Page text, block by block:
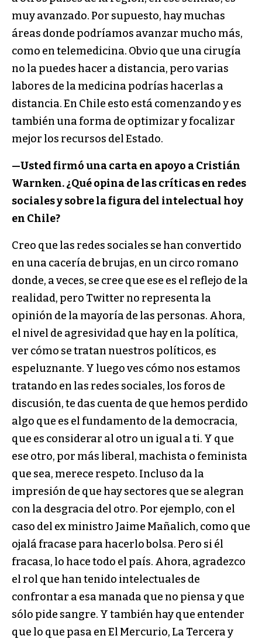
muy avanzado. Por supuesto, hay muchas
áreas donde podríamos avanzar mucho más,
como en telemedicina. Obvio que una cirugía
no la puedes hacer a distancia, pero varias
labores de la medicina podrías hacerlas a
distancia. En Chile esto está comenzando y es
también una forma de optimizar y focalizar
mejor los recursos del Estado.
—Usted firmó una carta en apoyo a Cristián
Warnken. ¿Qué opina de las críticas en redes
sociales y sobre la figura del intelectual hoy
en Chile?
Creo que las redes sociales se han convertido
en una cacería de brujas, en un circo romano
donde, a veces, se cree que ese es el reflejo de la
realidad, pero Twitter no representa la
opinión de la mayoría de las personas. Ahora,
el nivel de agresividad que hay en la política,
ver cómo se tratan nuestros políticos, es
espeluznante. Y luego ves cómo nos estamos
tratando en las redes sociales, los foros de
discusión, te das cuenta de que hemos perdido
algo que es el fundamento de la democracia,
que es considerar al otro un igual a ti. Y que
ese otro, por más liberal, machista o feminista
que sea, merece respeto. Incluso da la
impresión de que hay sectores que se alegran
con la desgracia del otro. Por ejemplo, con el
caso del ex ministro Jaime Mañalich, como que
ojalá fracase para hacerlo bolsa. Pero si él
fracasa, lo hace todo el país. Ahora, agradezco
el rol que han tenido intelectuales de
confrontar a esa manada que no piensa y que
sólo pide sangre. Y también hay que entender
que lo que pasa en El Mercurio, La Tercera y